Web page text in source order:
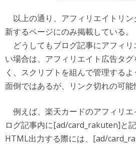
以上の通り、アフィリエイトリン
新するページにのみ掲載している。
どうしてもブログ記事にアフィリ
い場合は、アフィリエイト広告タ
く、スクリプトを組んで管理する
面倒ではあるが、リンク切れの可能
例えば、楽天カードのアフィリ
ログ記事内に[ad/card_rakuten]と
HTML出力する際には、[ad/